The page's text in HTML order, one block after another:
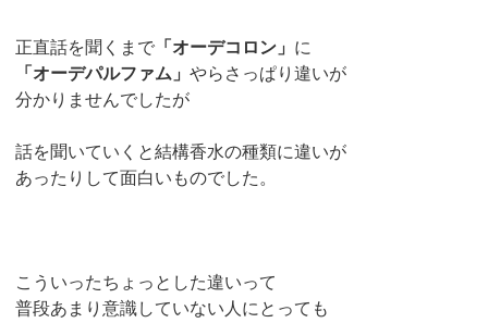
正直話を聞くまで 「オーデコロン」 に
「オーデパルファム」やらさっぱり違いが
分かりませんでしたが
話を聞いていくと結構香水の種類に違いが
あったりして面白いものでした。
こういったちょっとした違いって
普段あまり意識していない人にとっても